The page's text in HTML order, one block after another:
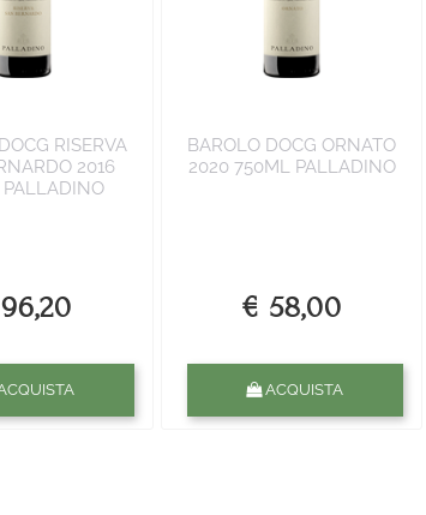
RISERVA
2016
BAROLO DOCG ORNATO
2020 750ML PALLADINO
€ 58,00
ACQUISTA